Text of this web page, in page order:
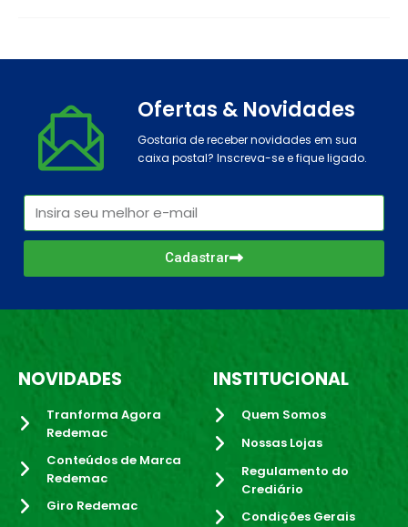
Ofertas & Novidades
Gostaria de receber novidades em sua
caixa postal? Inscreva-se e fique ligado.
Cadastrar
NOVIDADES
Tranforma Agora
Redemac
Conteúdos de Marca
Redemac
Giro Redemac
INSTITUCIONAL
Quem Somos
Nossas Lojas
Regulamento do
Crediário
Condições Gerais